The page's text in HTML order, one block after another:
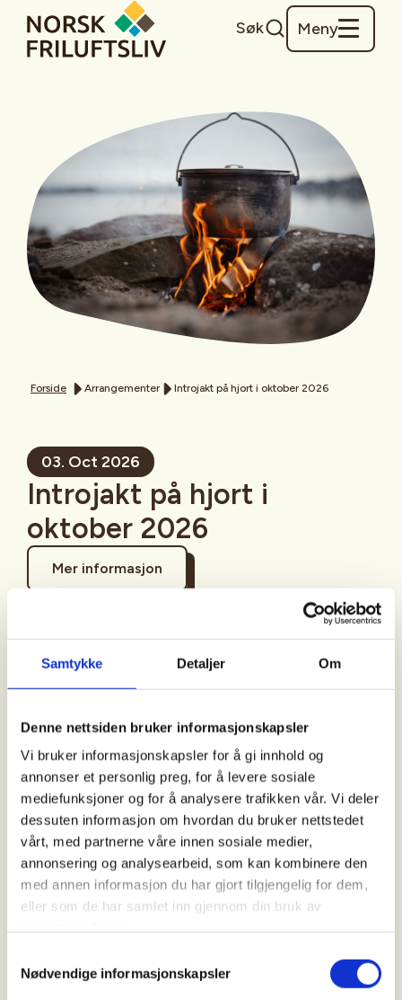
Samtykke Detaljer Om
Denne nettsiden bruker informasjonskapsler
Vi bruker informasjonskapsler for å gi innhold og
annonser et personlig preg, for å levere sosiale
mediefunksjoner og for å analysere trafikken vår. Vi deler
dessuten informasjon om hvordan du bruker nettstedet
vårt, med partnerne våre innen sosiale medier,
annonsering og analysearbeid, som kan kombinere den
med annen informasjon du har gjort tilgjengelig for dem,
eller som de har samlet inn gjennom din bruk av
Nødvendige informasjonskapsler
Søk Meny
Forside Arrangementer Introjakt på hjort i oktober 2026
03. Oct 2026
Introjakt på hjort i
oktober 2026
Mer informasjon
Tid
03. Oct 2026
Kl. 00.00 - 00.00
Arrangør